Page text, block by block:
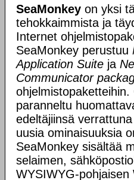
SeaMonkey on yksi
tehokkaimmista ja
Internet
SeaMonkey perustuu
Application Suite ja
Communicator
ohjelmistopaketteihin.
paranneltu
edeltäjiinsä
uusia ominaisuuksia
SeaMonkey sisältää
selaimen,
WYSIWYG-